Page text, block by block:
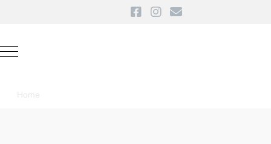
Mobile Menu Toggle
Home